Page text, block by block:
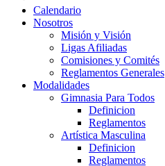
Calendario
Nosotros
Misión y Visión
Ligas Afiliadas
Comisiones y Comités
Reglamentos Generales
Modalidades
Gimnasia Para Todos
Definicion
Reglamentos
Artística Masculina
Definicion
Reglamentos